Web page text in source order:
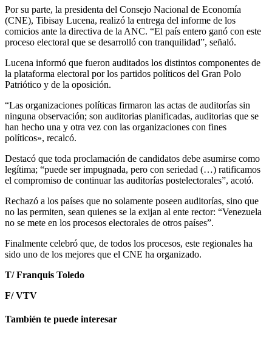
Por su parte, la presidenta del Consejo Nacional de Economía
(CNE), Tibisay Lucena, realizó la entrega del informe de los
comicios ante la directiva de la ANC. “El país entero ganó con este
proceso electoral que se desarrolló con tranquilidad”, señaló.
Lucena informó que fueron auditados los distintos componentes de
la plataforma electoral por los partidos políticos del Gran Polo
Patriótico y de la oposición.
“Las organizaciones políticas firmaron las actas de auditorías sin
ninguna observación; son auditorias planificadas, auditorias que se
han hecho una y otra vez con las organizaciones con fines
políticos», recalcó.
Destacó que toda proclamación de candidatos debe asumirse como
legítima; “puede ser impugnada, pero con seriedad (…) ratificamos
el compromiso de continuar las auditorías postelectorales”, acotó.
Rechazó a los países que no solamente poseen auditorías, sino que
no las permiten, sean quienes se la exijan al ente rector: “Venezuela
no se mete en los procesos electorales de otros países”.
Finalmente celebró que, de todos los procesos, este regionales ha
sido uno de los mejores que el CNE ha organizado.
T/ Franquis Toledo
F/ VTV
También te puede interesar